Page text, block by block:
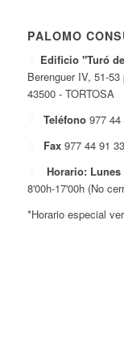
PALOMO
Edificio "Turó
Berenguer IV, 51-53
43500 - TORTOSA
Teléfono 977 44
Fax 977 44 91 33
Horario: Lunes
8'00h-17'00h (No
*Horario especial